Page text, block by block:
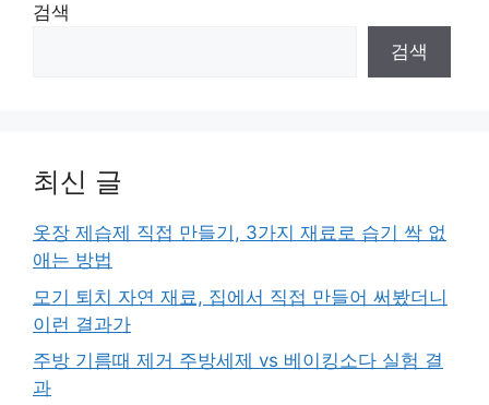
검색
검색
최신 글
옷장 제습제 직접 만들기, 3가지 재료로 습기 싹 없
애는 방법
모기 퇴치 자연 재료, 집에서 직접 만들어 써봤더니
이런 결과가
주방 기름때 제거 주방세제 vs 베이킹소다 실험 결
과